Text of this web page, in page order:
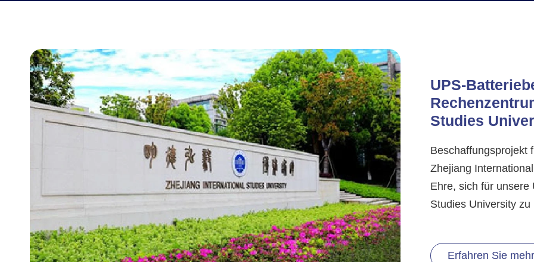
UPS-
Studies
Beschaffungsprojekt
Zhejiang
Ehre, sich für unsere
Studies University zu
Erfahren Sie mehr